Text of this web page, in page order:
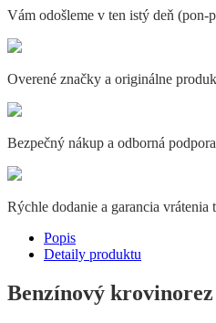
Vám odošleme v ten istý deň (pon-
Overené značky a originálne
Bezpečný nákup a odborná podpora
Rýchle dodanie a garancia vrátenia
Popis
Detaily produktu
Benzínový